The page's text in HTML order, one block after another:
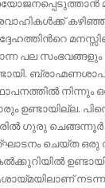
പല
നിന്നും
ഉണ്ടായില്ല.
ഗുരു ചെങ്ങന്നൂര്‍
ചെയ്ത ഒരു